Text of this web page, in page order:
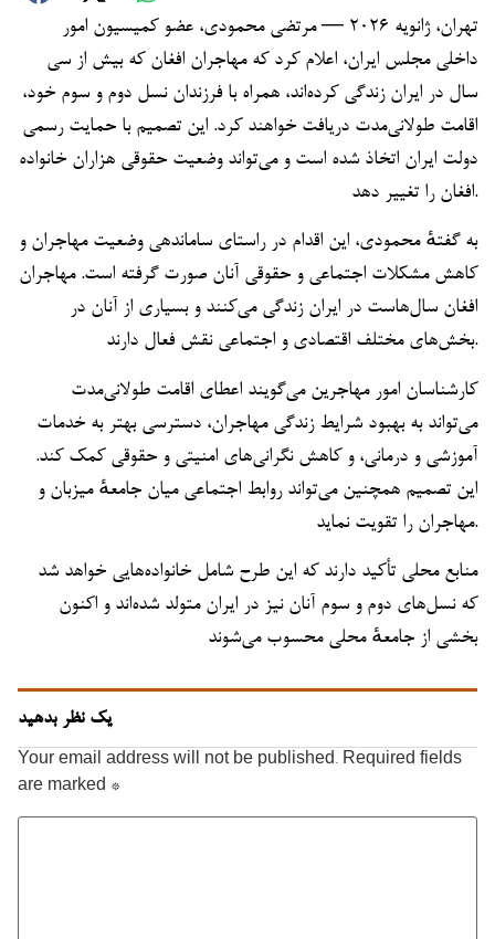
تهران، ژانویه ۲۰۲۶ — مرتضی محمودی، عضو کمیسیون امور
داخلی مجلس ایران، اعلام کرد که مهاجران افغان که بیش از سی
سال در ایران زندگی کرده‌اند، همراه با فرزندان نسل دوم و سوم خود،
اقامت طولانی‌مدت دریافت خواهند کرد. این تصمیم با حمایت رسمی
دولت ایران اتخاذ شده است و می‌تواند وضعیت حقوقی هزاران خانواده
افغان را تغییر دهد.
به گفتهٔ محمودی، این اقدام در راستای ساماندهی وضعیت مهاجران و
کاهش مشکلات اجتماعی و حقوقی آنان صورت گرفته است. مهاجران
افغان سال‌هاست در ایران زندگی می‌کنند و بسیاری از آنان در
بخش‌های مختلف اقتصادی و اجتماعی نقش فعال دارند.
کارشناسان امور مهاجرین می‌گویند اعطای اقامت طولانی‌مدت
می‌تواند به بهبود شرایط زندگی مهاجران، دسترسی بهتر به خدمات
آموزشی و درمانی، و کاهش نگرانی‌های امنیتی و حقوقی کمک کند.
این تصمیم همچنین می‌تواند روابط اجتماعی میان جامعهٔ میزبان و
مهاجران را تقویت نماید.
منابع محلی تأکید دارند که این طرح شامل خانواده‌هایی خواهد شد
که نسل‌های دوم و سوم آنان نیز در ایران متولد شده‌اند و اکنون
بخشی از جامعهٔ محلی محسوب می‌شوند
یک نظر بدهید
Your email address will not be published. Required fields
are marked *